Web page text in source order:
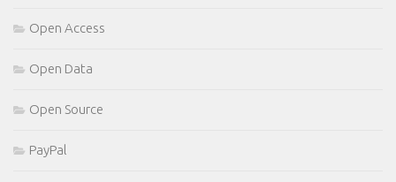
Open Access
Open Data
Open Source
PayPal